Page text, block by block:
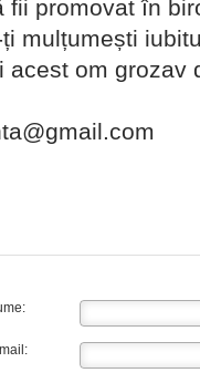
fii promovat în
mulțumești
acest om grozav